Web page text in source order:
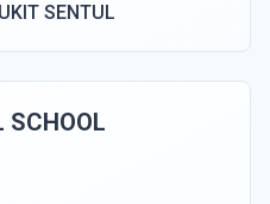
SENTUL
SCHOOL